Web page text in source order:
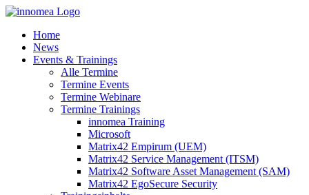
Zum
springenHome
News
Events & Trainings
Alle Termine
Termine Events
Termine Webinare
Termine Trainings
innomea Training
Microsoft
Matrix42 Empirum (UEM)
Matrix42 Service Management (ITSM)
Matrix42 Software Asset Management (SAM)
Matrix42 EgoSecure Security